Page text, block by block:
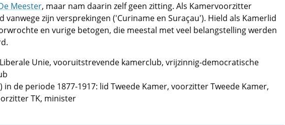
Meester, maar nam daarin zelf geen zitting. Als Kamervoorzitter
vanwege zijn versprekingen ('Curiname en Suraçau'). Hield als Kamerlid
en vurige betogen, die meestal met veel belangstelling werden
Unie, vooruitstrevende kamerclub, vrijzinnig-democratische
in de periode 1877-1917: lid Tweede Kamer, voorzitter Tweede Kamer,
TK, minister